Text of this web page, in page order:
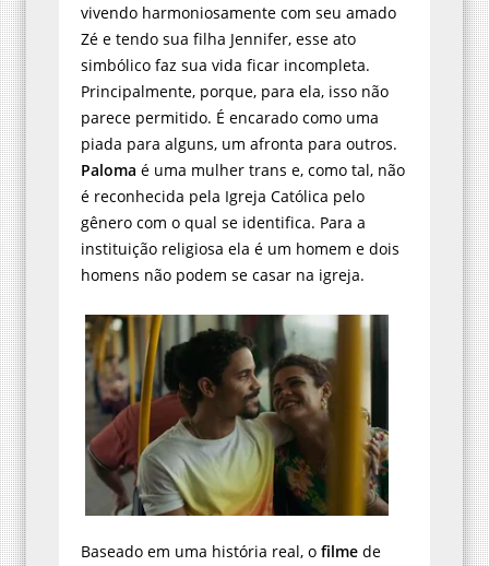
vivendo harmoniosamente com seu amado
Zé e tendo sua filha Jennifer, esse ato
simbólico faz sua vida ficar incompleta.
Principalmente, porque, para ela, isso não
parece permitido. É encarado como uma
piada para alguns, um afronta para outros.
Paloma é uma mulher trans e, como tal, não
é reconhecida pela Igreja Católica pelo
gênero com o qual se identifica. Para a
instituição religiosa ela é um homem e dois
homens não podem se casar na igreja.
Baseado em uma história real, o filme de